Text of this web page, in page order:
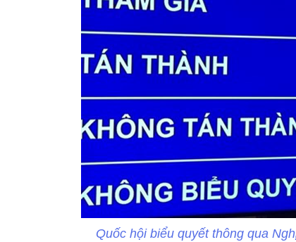
Quốc hội biểu quyết thông qua